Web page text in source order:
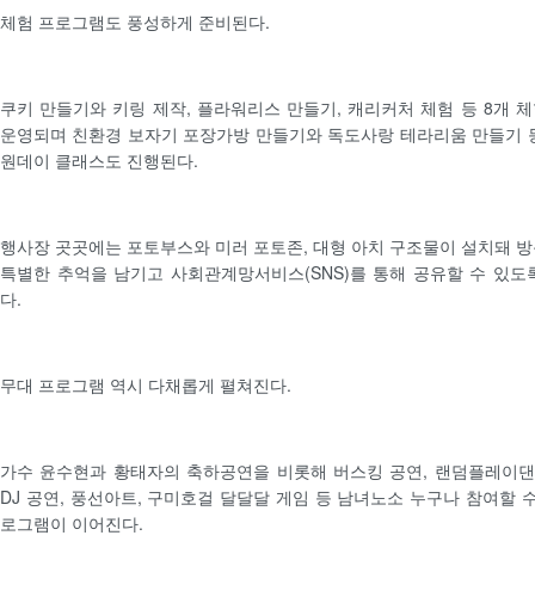
체험 프로그램도 풍성하게 준비된다.
쿠키 만들기와 키링 제작, 플라워리스 만들기, 캐리커처 체험 등 8개
운영되며 친환경 보자기 포장가방 만들기와 독도사랑 테라리움 만들기
원데이 클래스도 진행된다.
행사장 곳곳에는 포토부스와 미러 포토존, 대형 아치 구조물이 설치돼
특별한 추억을 남기고 사회관계망서비스(SNS)를 통해 공유할 수 있도
다.
무대 프로그램 역시 다채롭게 펼쳐진다.
가수 윤수현과 황태자의 축하공연을 비롯해 버스킹 공연, 랜덤플레이
DJ 공연, 풍선아트, 구미호걸 달달달 게임 등 남녀노소 누구나 참여할
로그램이 이어진다.